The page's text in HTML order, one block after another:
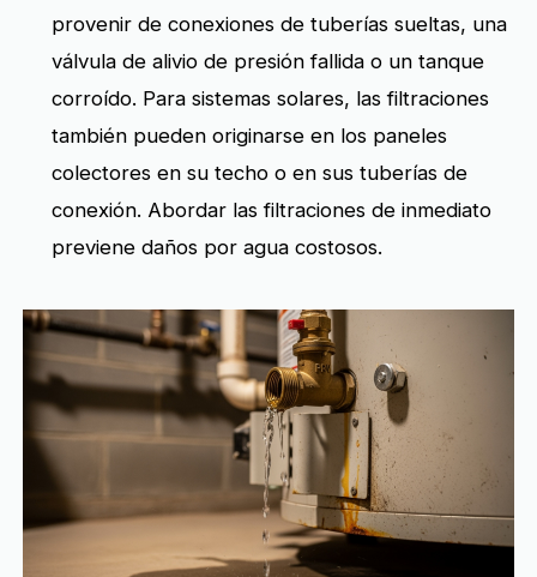
provenir de conexiones de tuberías sueltas, una
válvula de alivio de presión fallida o un tanque
corroído. Para sistemas solares, las filtraciones
también pueden originarse en los paneles
colectores en su techo o en sus tuberías de
conexión. Abordar las filtraciones de inmediato
previene daños por agua costosos.